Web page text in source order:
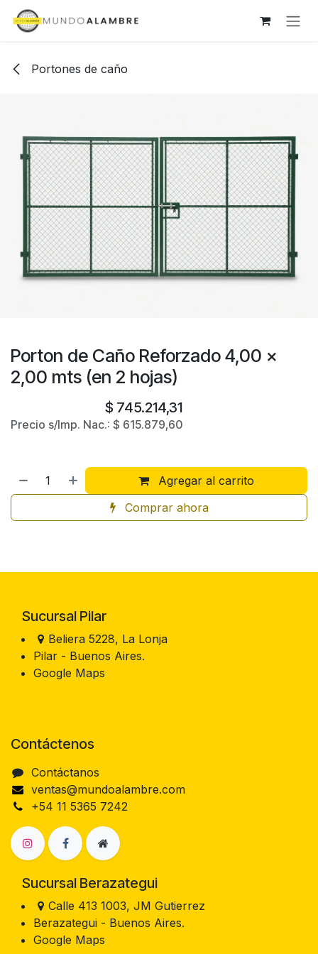
Ir al contenido
Portones de caño
Porton de Caño Reforzado 4,00 x
2,00 mts (en 2 hojas)
$ 745.214,31
Precio s/Imp. Nac.: $ 615.879,60
Agregar al carrito
Comprar ahora
Sucursal Pilar
Beliera 5228, La Lonja
Pilar - Buenos Aires.
Google Maps
Contáctenos
Contáctanos
ventas@mundoalambre.com
+54 11 5365 7242
Sucursal Berazategui
Calle 413 1003, JM Gutierrez
Berazategui - Buenos Aires.
Google Maps